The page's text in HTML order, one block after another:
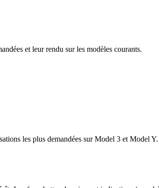
et leur rendu sur les modèles courants.
les plus demandées sur Model 3 et Model